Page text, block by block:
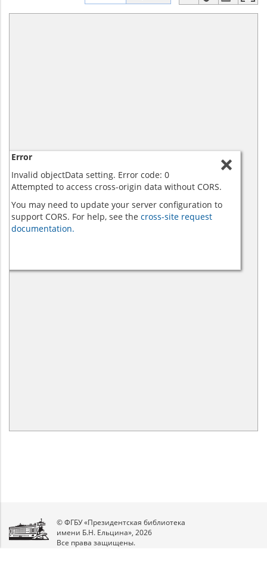
Error
Invalid objectData setting. Error code: 0
Attempted to access cross-origin data without CORS.
You may need to update your server configuration to
support CORS. For help, see the cross-site request
documentation.
© ФГБУ «Президентская библиотека
имени Б.Н. Ельцина», 2026
Все права защищены.